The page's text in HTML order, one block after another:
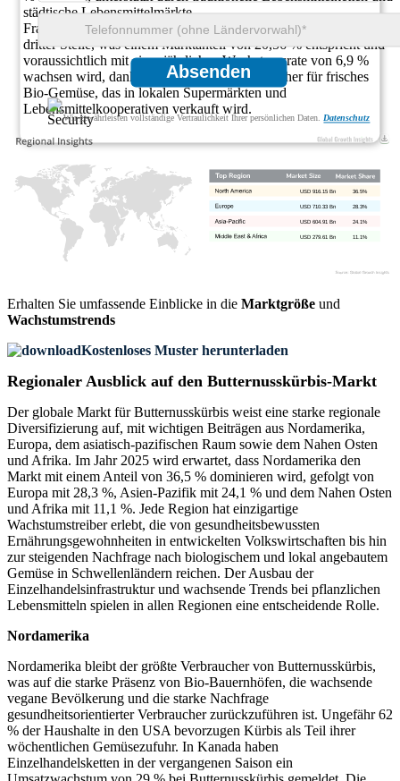
Absenden
Wir gewährleisten vollständige Vertraulichkeit Ihrer persönlichen Daten. Datenschutz
städtische Lebensmittelmärkte.
Frankreich lag mit 273,4 Milliarden US-Dollar im Jahr 2025 an
dritter Stelle, was einem Marktanteil von 20,56 % entspricht und
voraussichtlich mit einer jährlichen Wachstumsrate von 6,9 %
wachsen wird, dank der Vorliebe der Verbraucher für frisches
Bio-Gemüse, das in lokalen Supermärkten und
Lebensmittelkooperativen verkauft wird.
11.1%
USD 279.61 Bn
24.1%
USD 604.91 Bn
28.3%
USD 710.33 Bn
36.5%
USD 916.15 Bn
Erhalten Sie umfassende Einblicke in die Marktgröße und
Wachstumstrends
Kostenloses Muster herunterladen
Regionaler Ausblick auf den Butternusskürbis-Markt
Der globale Markt für Butternusskürbis weist eine starke regionale
Diversifizierung auf, mit wichtigen Beiträgen aus Nordamerika,
Europa, dem asiatisch-pazifischen Raum sowie dem Nahen Osten
und Afrika. Im Jahr 2025 wird erwartet, dass Nordamerika den
Markt mit einem Anteil von 36,5 % dominieren wird, gefolgt von
Europa mit 28,3 %, Asien-Pazifik mit 24,1 % und dem Nahen Osten
und Afrika mit 11,1 %. Jede Region hat einzigartige
Wachstumstreiber erlebt, die von gesundheitsbewussten
Ernährungsgewohnheiten in entwickelten Volkswirtschaften bis hin
zur steigenden Nachfrage nach biologischem und lokal angebautem
Gemüse in Schwellenländern reichen. Der Ausbau der
Einzelhandelsinfrastruktur und wachsende Trends bei pflanzlichen
Lebensmitteln spielen in allen Regionen eine entscheidende Rolle.
Nordamerika
Nordamerika bleibt der größte Verbraucher von Butternusskürbis,
was auf die starke Präsenz von Bio-Bauernhöfen, die wachsende
vegane Bevölkerung und die starke Nachfrage
gesundheitsorientierter Verbraucher zurückzuführen ist. Ungefähr 62
% der Haushalte in den USA bevorzugen Kürbis als Teil ihrer
wöchentlichen Gemüsezufuhr. In Kanada haben
Einzelhandelsketten in der vergangenen Saison ein